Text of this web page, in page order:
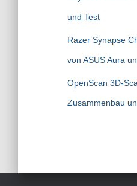
und Test
Razer Synapse
von ASUS Aura
OpenScan 3D-
Zusammenbau